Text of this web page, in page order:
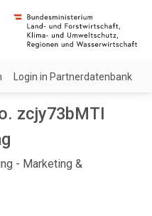
Login in Partnerdatenbank
zcjy73bMTI
- Marketing &